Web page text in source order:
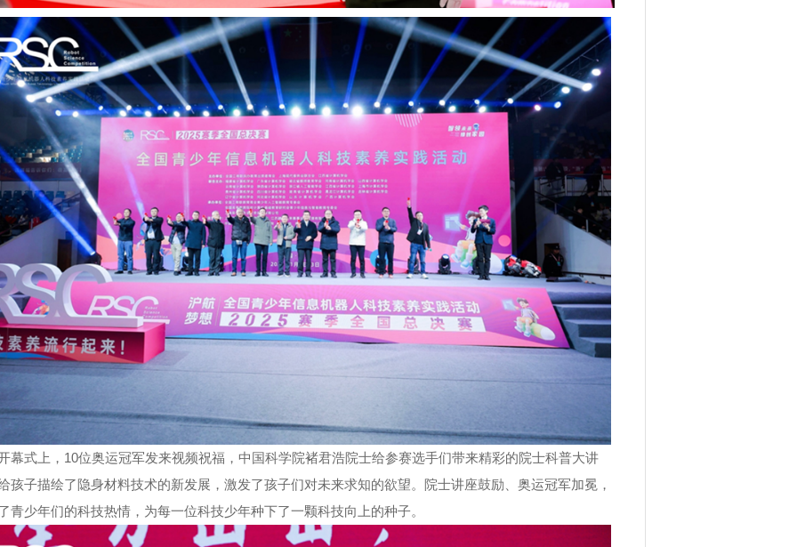
幕式上， 10位奥运冠军发来视频祝福，中国科学院褚君浩院士给参赛选手们带来精彩的院士科普大讲
孩子描绘了隐身材料技术的新发展，激发了孩子们对未来求知的欲望。院士讲座鼓励、奥运冠军加冕，
青少年们的科技热情，为每一位科技少年种下了一颗科技向上的种子。